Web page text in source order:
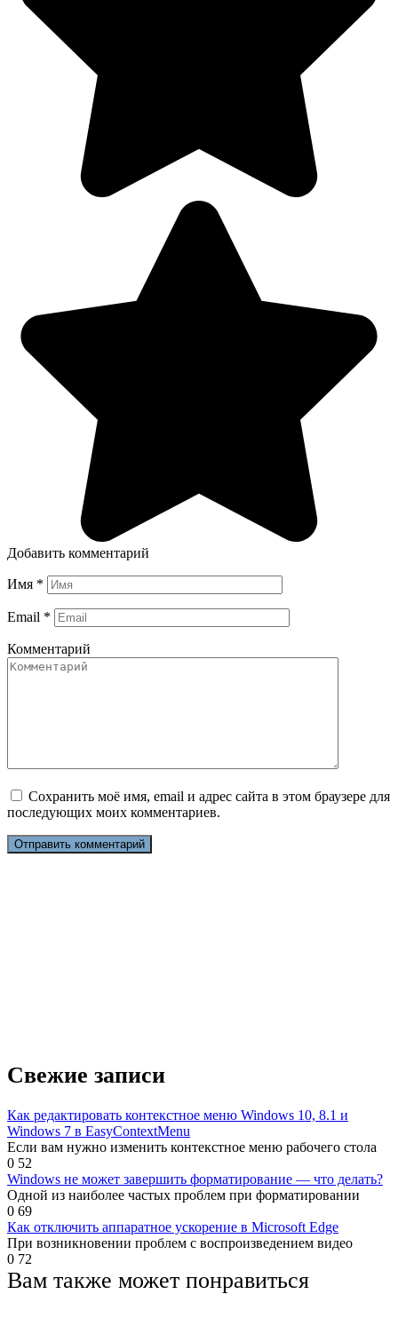
Добавить комментарий
Имя *
Email *
Комментарий
Сохранить моё имя, email и адрес сайта в этом браузере для
последующих моих комментариев.
Свежие записи
Как редактировать контекстное меню Windows 10, 8.1 и
Windows 7 в EasyContextMenu
Если вам нужно изменить контекстное меню рабочего стола
0 52
Windows не может завершить форматирование — что делать?
Одной из наиболее частых проблем при форматировании
0 69
Как отключить аппаратное ускорение в Microsoft Edge
При возникновении проблем с воспроизведением видео
0 72
Вам также может понравиться